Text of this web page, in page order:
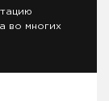
во многих